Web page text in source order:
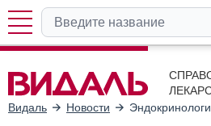
Видаль
Новости